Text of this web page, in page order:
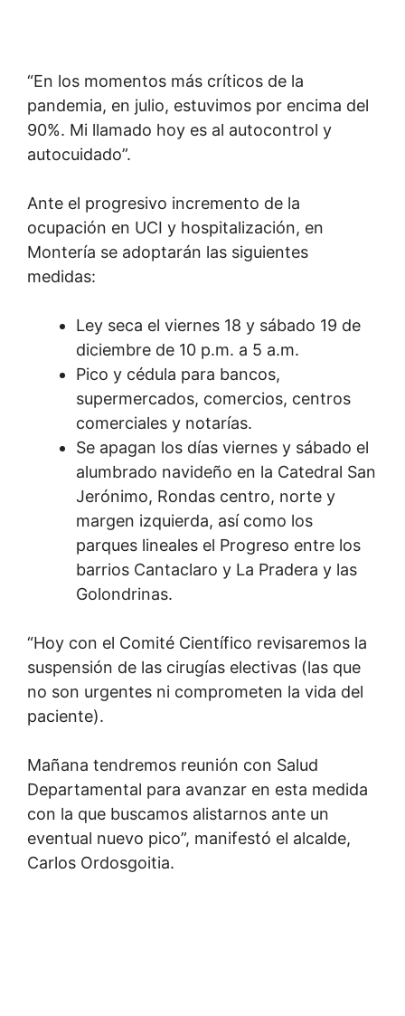
“En los momentos más críticos de la
pandemia, en julio, estuvimos por encima del
90%. Mi llamado hoy es al autocontrol y
autocuidado”.
Ante el progresivo incremento de la
ocupación en UCI y hospitalización, en
Montería se adoptarán las siguientes
medidas:
Ley seca el viernes 18 y sábado 19 de
diciembre de 10 p.m. a 5 a.m.
Pico y cédula para bancos,
supermercados, comercios, centros
comerciales y notarías.
Se apagan los días viernes y sábado el
alumbrado navideño en la Catedral San
Jerónimo, Rondas centro, norte y
margen izquierda, así como los
parques lineales el Progreso entre los
barrios Cantaclaro y La Pradera y las
Golondrinas.
“Hoy con el Comité Científico revisaremos la
suspensión de las cirugías electivas (las que
no son urgentes ni comprometen la vida del
paciente).
Mañana tendremos reunión con Salud
Departamental para avanzar en esta medida
con la que buscamos alistarnos ante un
eventual nuevo pico”, manifestó el alcalde,
Carlos Ordosgoitia.